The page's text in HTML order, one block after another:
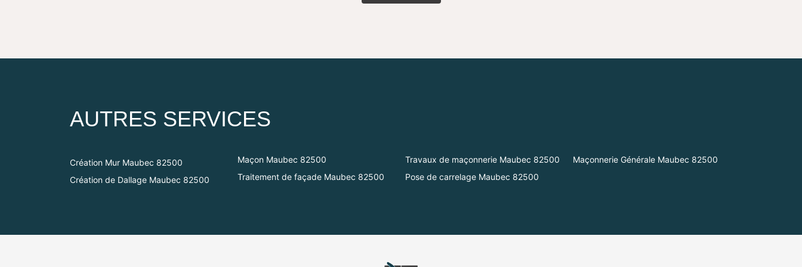
AUTRES SERVICES
Création Mur Maubec 82500
Création de Dallage Maubec 82500
Maçon Maubec 82500
Traitement de façade Maubec 82500
Travaux de maçonnerie Maubec 82500
Pose de carrelage Maubec 82500
Maçonnerie Générale Maubec 82500